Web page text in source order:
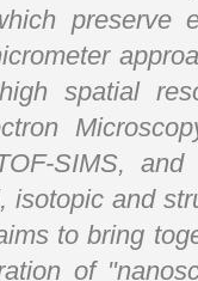
preserve
spatial
SIMS,
isotopic and
to bring
of